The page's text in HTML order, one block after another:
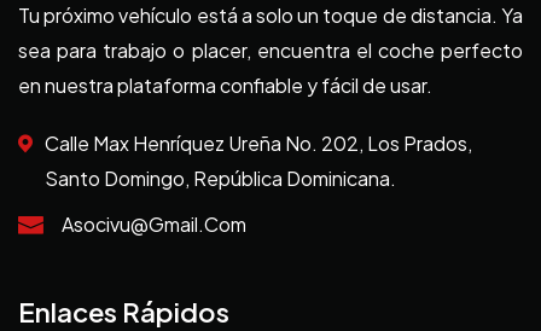
Tu próximo vehículo está a solo un toque de distancia. Ya
sea para trabajo o placer, encuentra el coche perfecto
en nuestra plataforma confiable y fácil de usar.
Calle Max Henríquez Ureña No. 202, Los Prados,
Santo Domingo, República Dominicana.
Asocivu@gmail.com
Enlaces Rápidos